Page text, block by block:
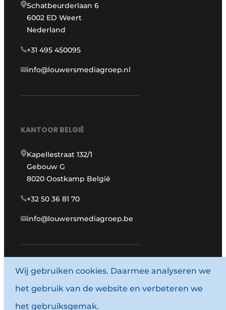
Schatbeurderlaan 6
6002 ED Weert
Nederland
+31 495 450095
info@louwersmediagroep.nl
KANTOOR BELGIË
Kapellestraat 132/1
Gebouw G
8020 Oostkamp België
+32 50 36 81 70
info@louwersmediagroep.be
www.louwersmediagroep.com
© 1987 - 2026 Louwersmediagroep.
Algemene voorwaarden
Wij gebruiken cookies. Daarmee analyseren we
het gebruik van de website en verbeteren we
het gebruiksgemak.